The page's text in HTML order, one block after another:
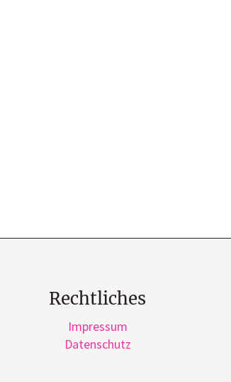
Rechtliches
Impressum
Datenschutz